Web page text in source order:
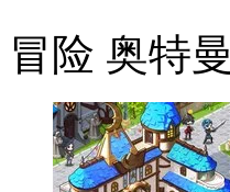
冒险 奥特曼